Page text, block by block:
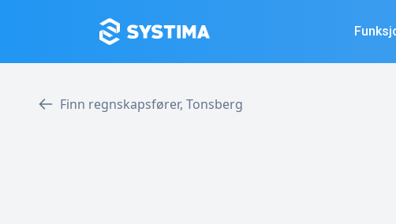
Finn regnskapsfører, Tonsberg